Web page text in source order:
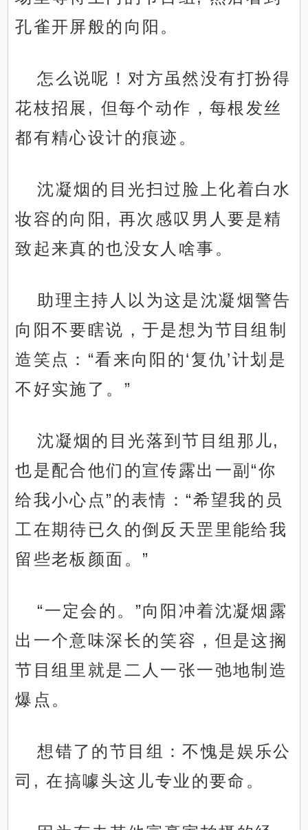
孔雀开屏般的向阳。
怎么说呢！对方虽然没有打扮得
花枝招展, 但每个动作，每根发丝
都有精心设计的痕迹。
沈凝烟的目光扫过脸上化着白水
妆容的向阳, 再次感叹男人要是精
致起来真的也没女人啥事。
助理主持人以为这是沈凝烟警告
向阳不要瞎说，于是想为节目组制
造笑点：“看来向阳的‘复仇’计划是
不好实施了。”
沈凝烟的目光落到节目组那儿,
也是配合他们的宣传露出一副“你
给我小心点”的表情：“希望我的员
工在期待已久的倒反天罡里能给我
留些老板颜面。”
“一定会的。”向阳冲着沈凝烟露
出一个意味深长的笑容，但是这搁
节目组里就是二人一张一弛地制造
爆点。
想错了的节目组：不愧是娱乐公
司, 在搞噱头这儿专业的要命。